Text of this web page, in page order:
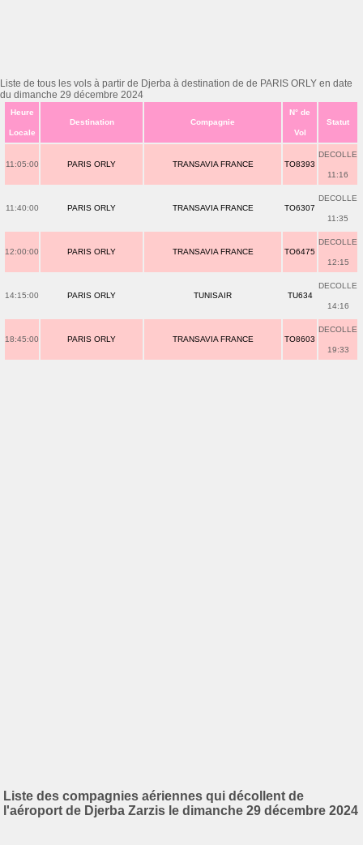
Liste de tous les vols à partir de Djerba à destination de de PARIS ORLY en date
du dimanche 29 décembre 2024
Heure
Locale
Destination Compagnie
N° de
Vol
Statut
11:05:00 PARIS ORLY TRANSAVIA FRANCE TO8393
DECOLLE
11:16
11:40:00 PARIS ORLY TRANSAVIA FRANCE TO6307
DECOLLE
11:35
12:00:00 PARIS ORLY TRANSAVIA FRANCE TO6475
DECOLLE
12:15
14:15:00 PARIS ORLY TUNISAIR TU634
DECOLLE
14:16
18:45:00 PARIS ORLY TRANSAVIA FRANCE TO8603
DECOLLE
19:33
Liste des compagnies aériennes qui décollent de
l'aéroport de Djerba Zarzis le dimanche 29 décembre 2024